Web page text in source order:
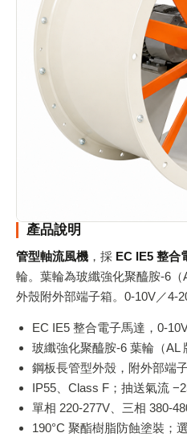
產品說明
管型軸流風機 ，採 EC IE5 整合
輪。葉輪為玻纖強化聚醯胺-6
外殼附外部端子箱。0-10V／4-
EC IE5 整合電子馬達，0-
玻纖強化聚醯胺-6 葉輪（AL
鋼板長管型外殼，附外部端
IP55、Class F；抽送氣流
單相 220-277V、三相 380-
190°C 聚酯樹脂防蝕塗裝；